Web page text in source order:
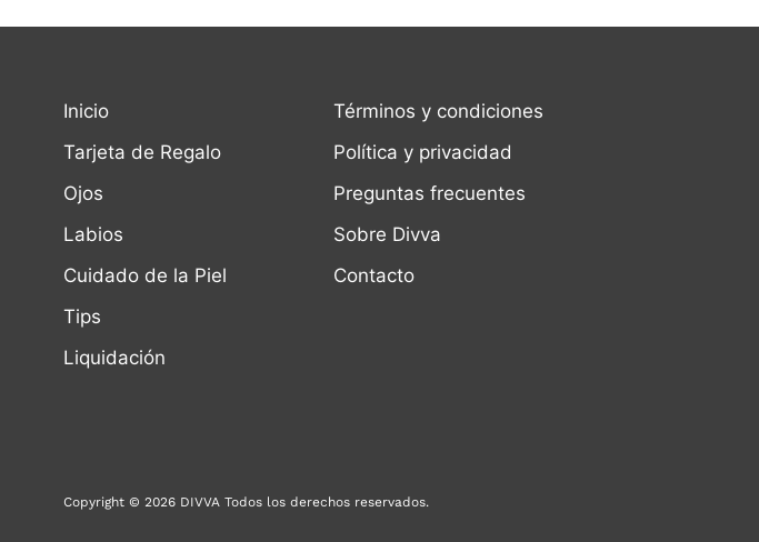
Inicio
Tarjeta de Regalo
Ojos
Labios
Cuidado de la Piel
Tips
Liquidación
Términos y condiciones
Política y privacidad
Preguntas frecuentes
Sobre Divva
Contacto
Copyright © 2026 DIVVA Todos los derechos reservados.